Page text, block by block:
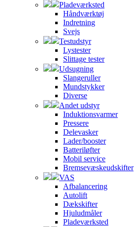
Pladeværksted
Håndværktøj
Indretning
Svejs
Testudstyr
Lystester
Slittage tester
Udsugning
Slangeruller
Mundstykker
Diverse
Andet udstyr
Induktionsvarmer
Pressere
Delevasker
Lader/booster
Batteriløfter
Mobil service
Bremsevæskeudskifter
VAS
Afbalancering
Autolift
Dækskifter
Hjuludmåler
Pladeværksted